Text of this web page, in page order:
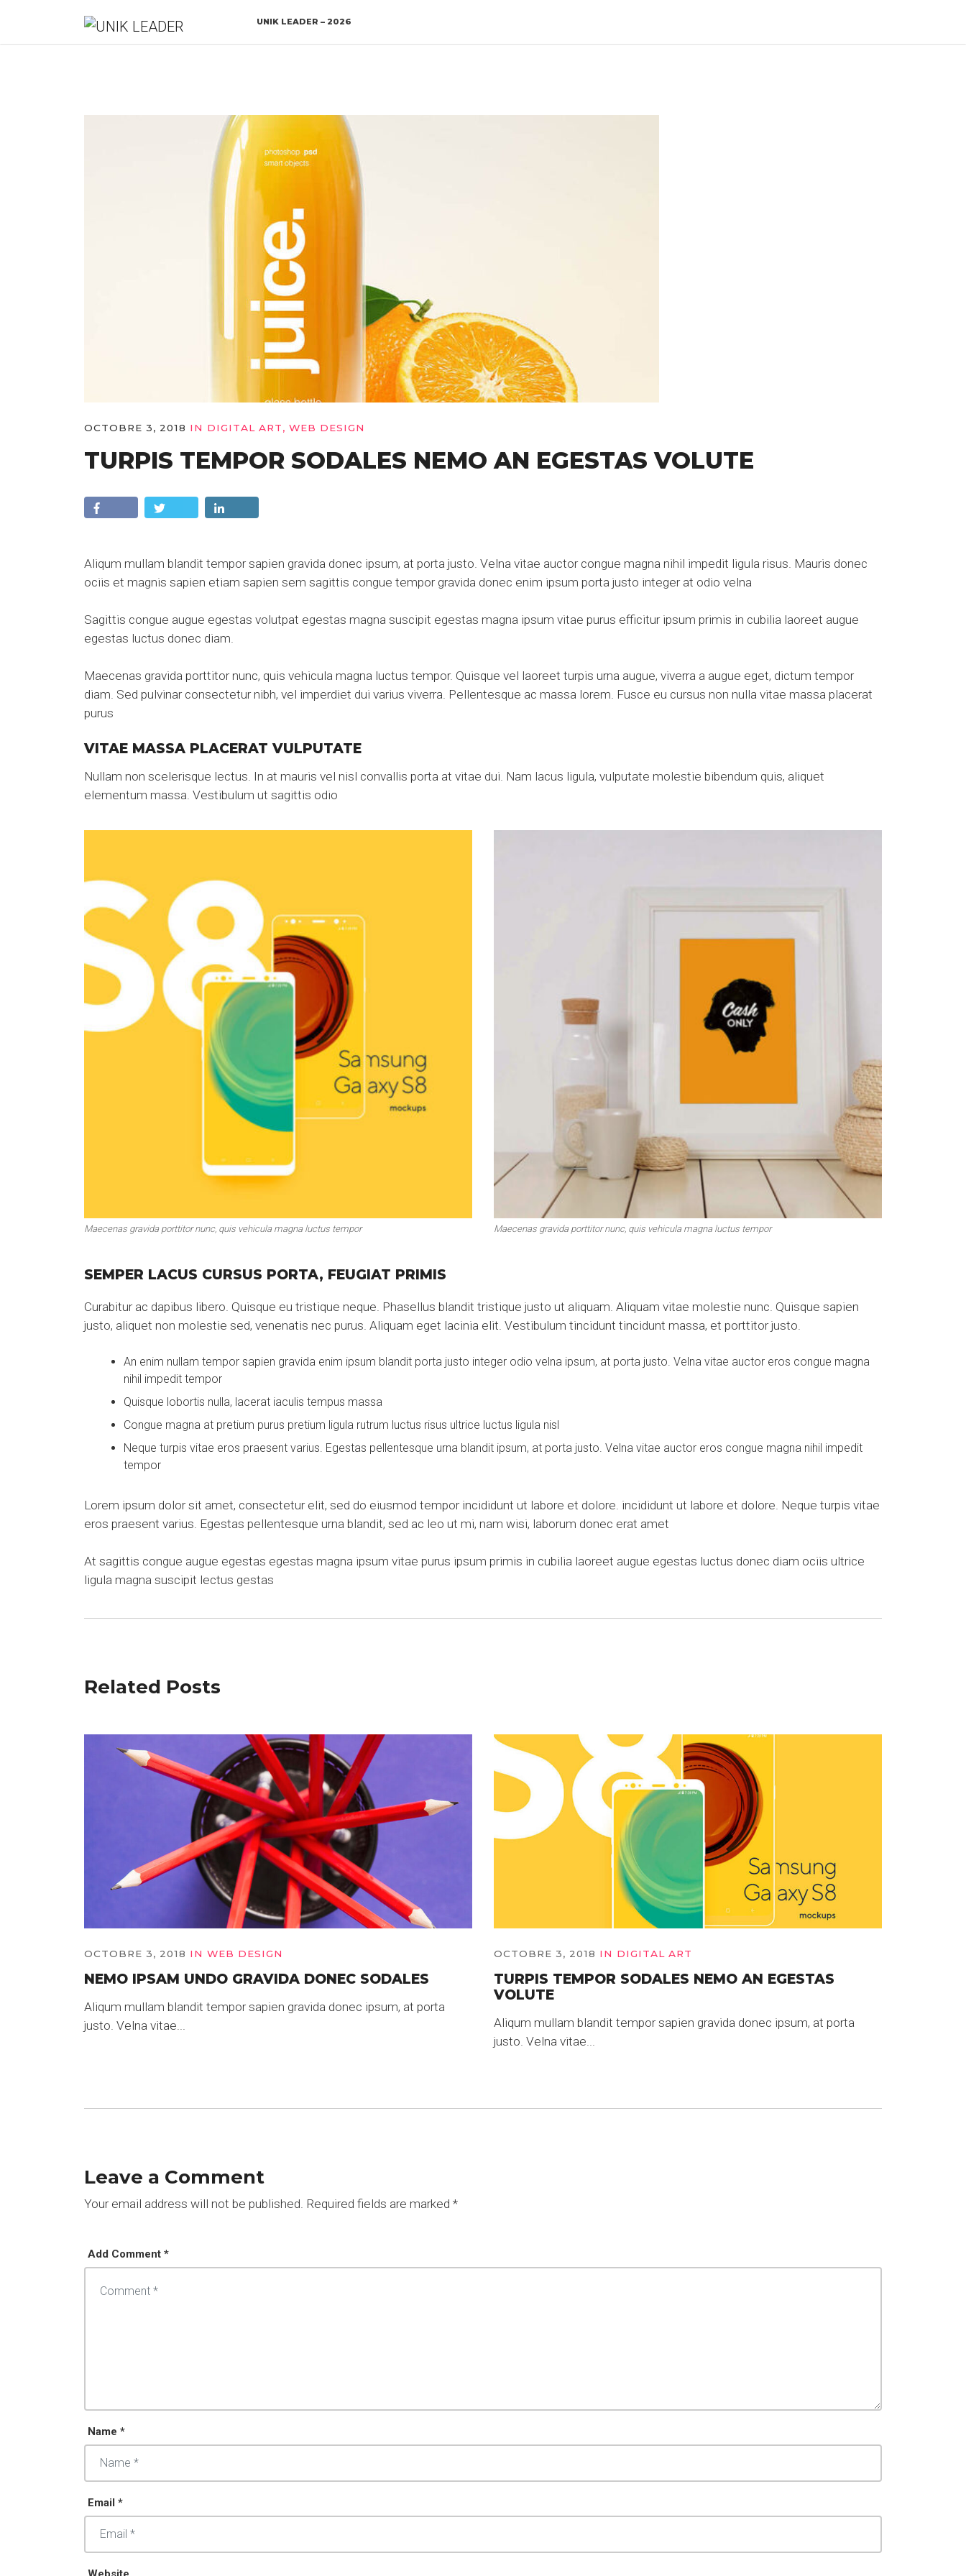
UNIK LEADER – 2026
OCTOBRE 3, 2018 IN DIGITAL ART, WEB DESIGN
TURPIS TEMPOR SODALES NEMO AN EGESTAS VOLUTE
Aliqum mullam blandit tempor sapien gravida donec ipsum, at porta justo. Velna vitae auctor congue magna nihil impedit ligula risus. Mauris donec
ociis et magnis sapien etiam sapien sem sagittis congue tempor gravida donec enim ipsum porta justo integer at odio velna
Sagittis congue augue egestas volutpat egestas magna suscipit egestas magna ipsum vitae purus efficitur ipsum primis in cubilia laoreet augue
egestas luctus donec diam.
Maecenas gravida porttitor nunc, quis vehicula magna luctus tempor. Quisque vel laoreet turpis urna augue, viverra a augue eget, dictum tempor
diam. Sed pulvinar consectetur nibh, vel imperdiet dui varius viverra. Pellentesque ac massa lorem. Fusce eu cursus non nulla vitae massa placerat
purus
VITAE MASSA PLACERAT VULPUTATE
Nullam non scelerisque lectus. In at mauris vel nisl convallis porta at vitae dui. Nam lacus ligula, vulputate molestie bibendum quis, aliquet
elementum massa. Vestibulum ut sagittis odio
Maecenas gravida porttitor nunc, quis vehicula magna luctus tempor Maecenas gravida porttitor nunc, quis vehicula magna luctus tempor
SEMPER LACUS CURSUS PORTA, FEUGIAT PRIMIS
Curabitur ac dapibus libero. Quisque eu tristique neque. Phasellus blandit tristique justo ut aliquam. Aliquam vitae molestie nunc. Quisque sapien
justo, aliquet non molestie sed, venenatis nec purus. Aliquam eget lacinia elit. Vestibulum tincidunt tincidunt massa, et porttitor justo.
An enim nullam tempor sapien gravida enim ipsum blandit porta justo integer odio velna ipsum, at porta justo. Velna vitae auctor eros congue magna
nihil impedit tempor
Quisque lobortis nulla, lacerat iaculis tempus massa
Congue magna at pretium purus pretium ligula rutrum luctus risus ultrice luctus ligula nisl
Neque turpis vitae eros praesent varius. Egestas pellentesque urna blandit ipsum, at porta justo. Velna vitae auctor eros congue magna nihil impedit
tempor
Lorem ipsum dolor sit amet, consectetur elit, sed do eiusmod tempor incididunt ut labore et dolore. incididunt ut labore et dolore. Neque turpis vitae
eros praesent varius. Egestas pellentesque urna blandit, sed ac leo ut mi, nam wisi, laborum donec erat amet
At sagittis congue augue egestas egestas magna ipsum vitae purus ipsum primis in cubilia laoreet augue egestas luctus donec diam ociis ultrice
ligula magna suscipit lectus gestas
Related Posts
OCTOBRE 3, 2018 IN WEB DESIGN
NEMO IPSAM UNDO GRAVIDA DONEC SODALES
Aliqum mullam blandit tempor sapien gravida donec ipsum, at porta
justo. Velna vitae...
OCTOBRE 3, 2018 IN DIGITAL ART
TURPIS TEMPOR SODALES NEMO AN EGESTAS
VOLUTE
Aliqum mullam blandit tempor sapien gravida donec ipsum, at porta
justo. Velna vitae...
Leave a Comment
Your email address will not be published. Required fields are marked *
Add Comment *
Name *
Email *